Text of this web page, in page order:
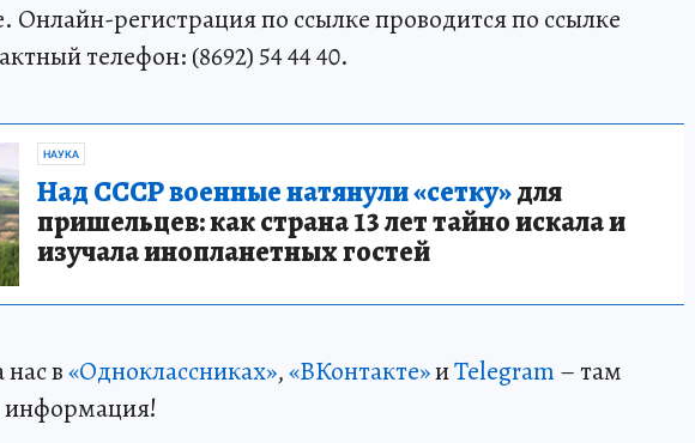
Онлайн-регистрация по ссылке проводится по ссылке
телефон: (8692) 54 44 40.
НАУКА
Над СССР военные натянули «сетку»для
пришельцев: как страна 13 лет тайно искала и
изучала инопланетных гостей
в«Одноклассниках»,«ВКонтакте»иTelegram – там
информация!